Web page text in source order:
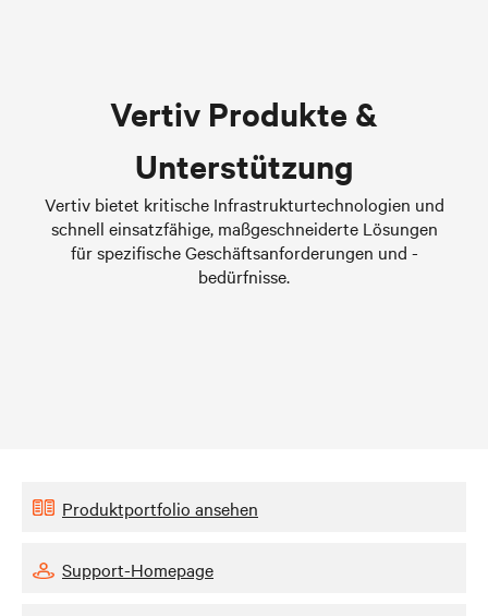
Erfahren sie mehr
Vertiv Produkte &
Unterstützung
Vertiv bietet kritische Infrastrukturtechnologien und
schnell einsatzfähige, maßgeschneiderte Lösungen
für spezifische Geschäftsanforderungen und -
bedürfnisse.
Produktportfolio ansehen
Support-Homepage